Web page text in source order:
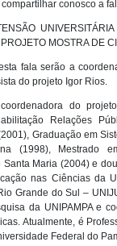
conosco a
MOSTRA DE
fala serão a
do projeto Igor Rios.
do
Relações
Graduação em
(1998), Mestrado
Maria (2004) e
nas Ciências da
Grande do Sul –
da UNIPAMPA e
Atualmente, é
Federal do